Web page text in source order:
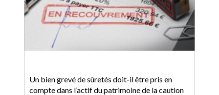
Un bien grevé de sûretés doit-il être pris en
compte dans l’actif du patrimoine de la caution